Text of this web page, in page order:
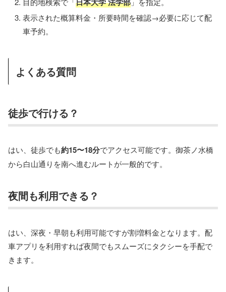
表示された概算料金・所要時間を確認→必要に応じて配
車予約。
よくある質問
徒歩で行ける？
はい、徒歩でも約15〜18分でアクセス可能です。御茶ノ水橋
から白山通りを南へ進むルートが一般的です。
夜間も利用できる？
はい、深夜・早朝も利用可能ですが割増料金となります。配
車アプリを利用すれば夜間でもスムーズにタクシーを手配で
きます。